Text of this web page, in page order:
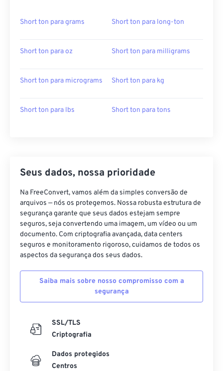
Short ton para grams Short ton para long-ton
Short ton para oz Short ton para milligrams
Short ton para micrograms Short ton para kg
Short ton para lbs Short ton para tons
Seus dados, nossa prioridade
Na FreeConvert, vamos além da simples conversão de
arquivos — nós os protegemos. Nossa robusta estrutura de
segurança garante que seus dados estejam sempre
seguros, seja convertendo uma imagem, um vídeo ou um
documento. Com criptografia avançada, data centers
seguros e monitoramento rigoroso, cuidamos de todos os
aspectos da segurança dos seus dados.
Saiba mais sobre nosso compromisso com a
segurança
SSL/TLS
Criptografia
Dados protegidos
Centros